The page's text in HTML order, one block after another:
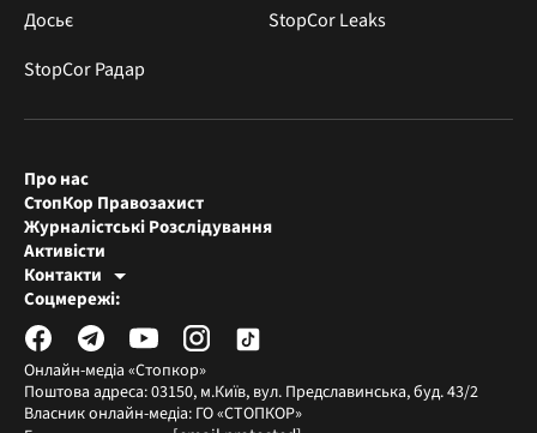
Досьє
StopCor Leaks
StopCor Радар
Онлайн-медіа «Стопкор»
Поштова адреса: 03150, м.Київ, вул. Предславинська, буд. 43/2
Власник онлайн-медіа: ГО «СТОПКОР»
Про нас
СтопКор Правозахист
Журналістські Розслідування
Активісти
Контакти
Редакція СтопКора
Журналісти-розслідувачі
Соцмережі: